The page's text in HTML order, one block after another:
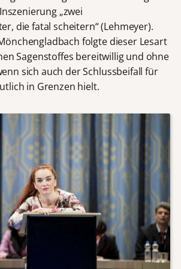
„zwei
die fatal scheitern“ (Lehmeyer).
folgte dieser Lesart
Sagenstoffes bereitwillig und ohne
sich auch der Schlussbeifall für
in Grenzen hielt.